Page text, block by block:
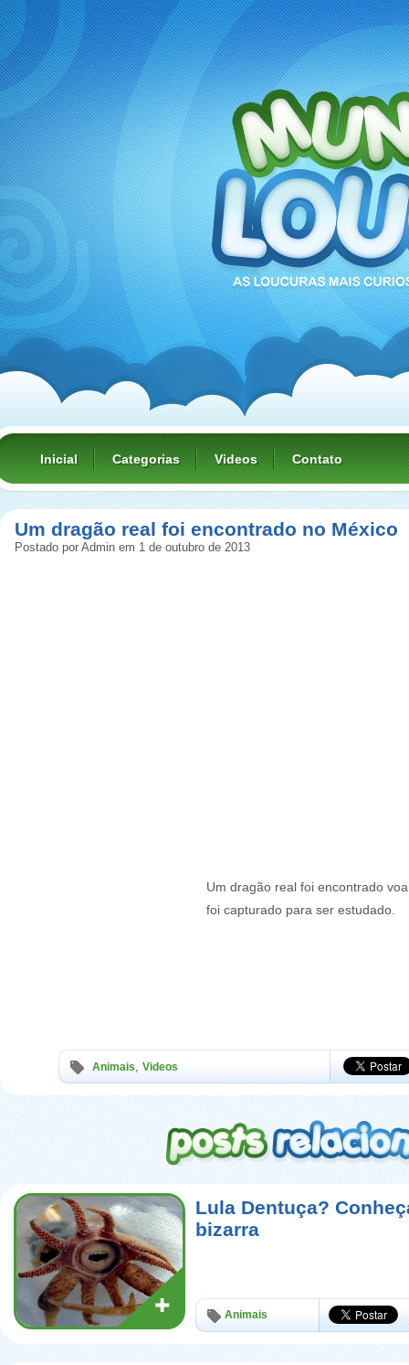
Inicial Categorias Videos Contato
Um dragão real foi encontrado no México
Postado por Admin em 1 de outubro de 2013
Um dragão real foi encontrado
foi capturado para ser estudado.
Animais, Videos
Lula Dentuça?
bizarra
Animais